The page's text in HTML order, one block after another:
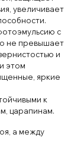
увеличивает
с
не превышает
и
этом
яркие
к
царапинам.
а между